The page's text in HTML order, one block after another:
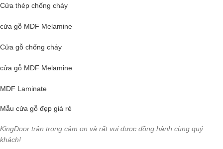
Cửa thép chống cháy
cửa gỗ MDF Melamine
Cửa gỗ chống cháy
cửa gỗ MDF Melamine
MDF Laminate
Mẫu cửa gỗ đẹp giá rẻ
KingDoor trân trọng cảm ơn và rất vui được đồng hành cùng quý
khách!